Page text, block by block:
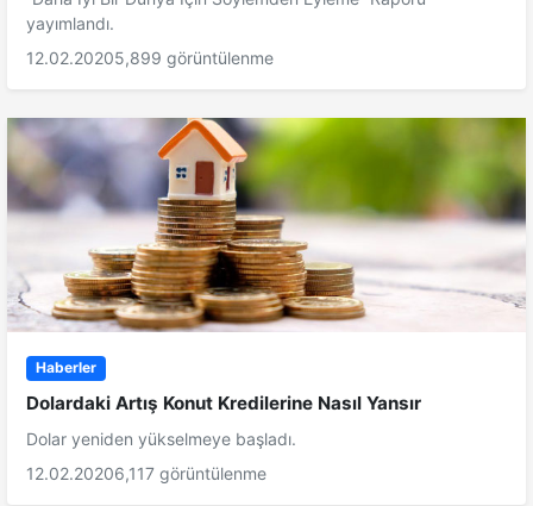
yayımlandı.
12.02.20205,899 görüntülenme
Haberler
Dolardaki Artış Konut Kredilerine Nasıl Yansır
Dolar yeniden yükselmeye başladı.
12.02.20206,117 görüntülenme